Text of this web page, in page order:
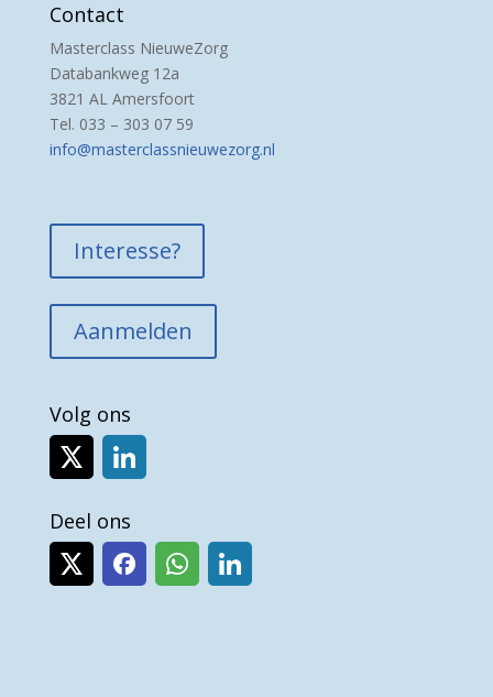
Contact
Masterclass NieuweZorg
Databankweg 12a
3821 AL Amersfoort
Tel. 033 – 303 07 59
info@masterclassnieuwezorg.nl
Interesse?
Aanmelden
Volg ons
Deel ons